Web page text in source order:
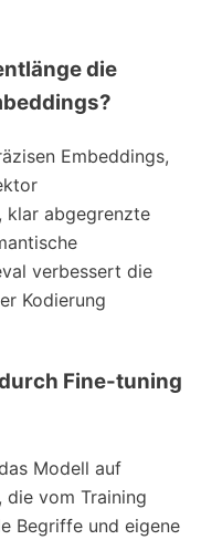
die
Embeddings,
klar abgegrenzte
verbessert die
Kodierung
Fine-tuning
Modell auf
vom Training
Begriffe und eigene